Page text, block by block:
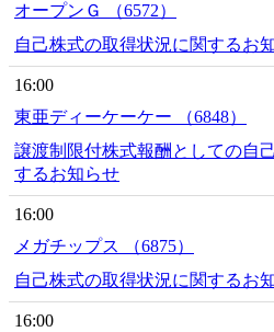
オープンＧ （6572）
自己株式の取得状況に関するお
16:00
東亜ディーケーケー （6848）
譲渡制限付株式報酬としての自
するお知らせ
16:00
メガチップス （6875）
自己株式の取得状況に関するお
16:00